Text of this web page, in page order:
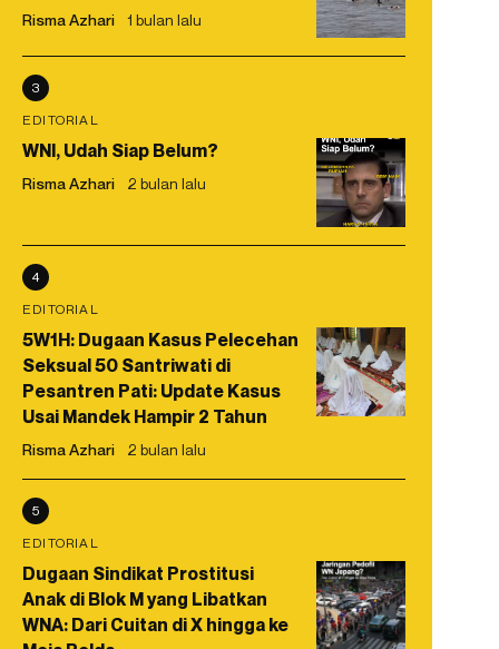
Risma Azhari 1 bulan lalu
3
EDITORIAL
WNI, Udah Siap Belum?
Risma Azhari 2 bulan lalu
4
EDITORIAL
5W1H: Dugaan Kasus Pelecehan
Seksual 50 Santriwati di
Pesantren Pati: Update Kasus
Usai Mandek Hampir 2 Tahun
Risma Azhari 2 bulan lalu
5
EDITORIAL
Dugaan Sindikat Prostitusi
Anak di Blok M yang Libatkan
WNA: Dari Cuitan di X hingga ke